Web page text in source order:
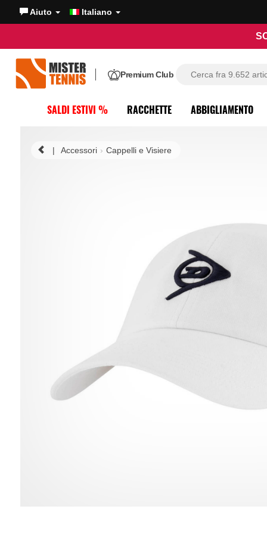
Aiuto Italiano
Premium Club
SALDI ESTIVI % RACCHETTE ABBIGLIAMENTO
| Accessori Cappelli e Visiere